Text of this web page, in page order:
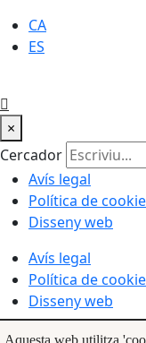
CA
ES
×
Cercador
Avís legal
Política de
Disseny web
Avís legal
Política de
Disseny web
Aquesta web utilitza